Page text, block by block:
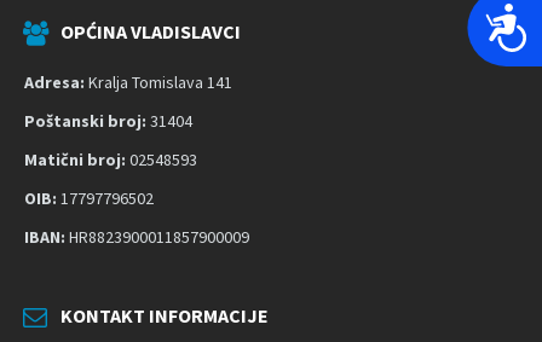
P
r
OPĆINA VLADISLAVCI
Adresa: Kralja Tomislava 141
Poštanski broj: 31404
Matični broj: 02548593
OIB: 17797796502
IBAN: HR8823900011857900009
KONTAKT INFORMACIJE